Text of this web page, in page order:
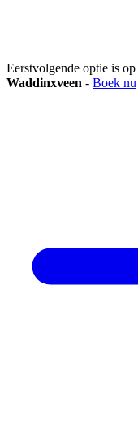
Eerstvolgende optie is op
Waddinxveen - Boek nu